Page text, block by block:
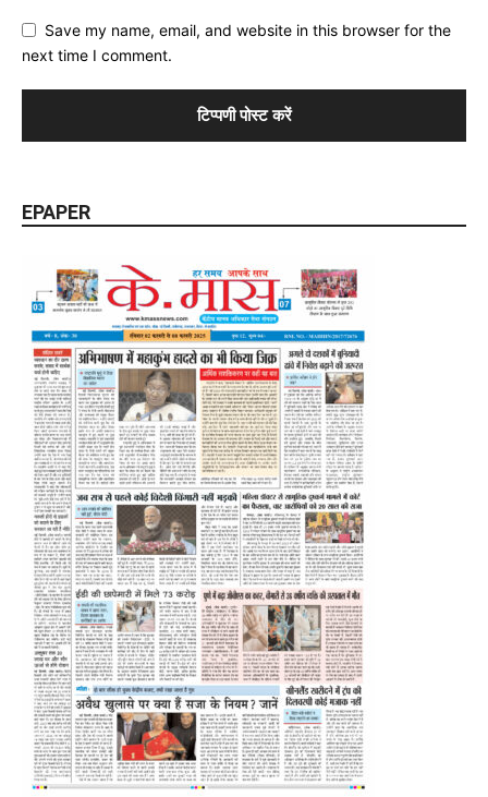
Save my name, email, and website in this browser for the
next time I comment.
EPAPER